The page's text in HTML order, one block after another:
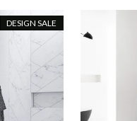
DESIGN SALE